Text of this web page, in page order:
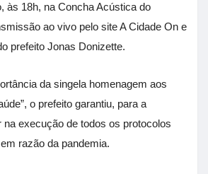
às 18h, na Concha Acústica do
ao vivo pelo site A Cidade On e
prefeito Jonas Donizette.
da singela homenagem aos
o prefeito garantiu, para a
na execução de todos os protocolos
razão da pandemia.